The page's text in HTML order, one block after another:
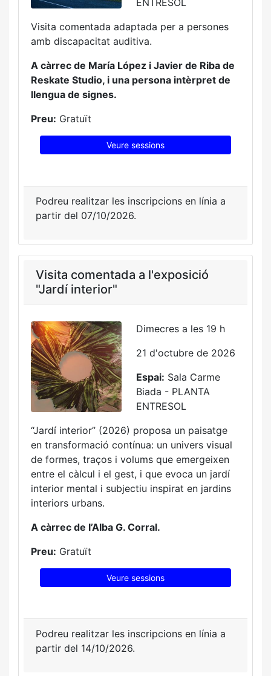
ENTRESOL
Visita comentada adaptada per a persones
amb discapacitat auditiva.
A càrrec de María López i Javier de Riba de
Reskate Studio, i una persona intèrpret de
llengua de signes.
Preu: Gratuït
Veure sessions
Podreu realitzar les inscripcions en línia a
partir del 07/10/2026.
Visita comentada a l'exposició
"Jardí interior"
Dimecres a les 19 h
21 d'octubre de 2026
Espai: Sala Carme
Biada - PLANTA
ENTRESOL
“Jardí interior” (2026) proposa un paisatge
en transformació contínua: un univers visual
de formes, traços i volums que emergeixen
entre el càlcul i el gest, i que evoca un jardí
interior mental i subjectiu inspirat en jardins
interiors urbans.
A càrrec de l’Alba G. Corral.
Preu: Gratuït
Veure sessions
Podreu realitzar les inscripcions en línia a
partir del 14/10/2026.